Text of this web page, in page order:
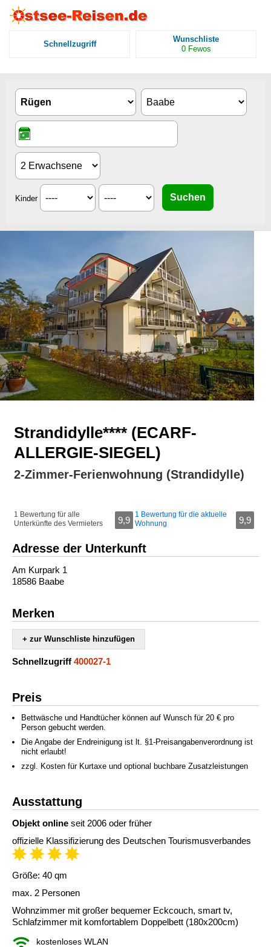
Schnellzugriff
Wunschliste
0 Fewos
Kinder
Strandidylle**** (ECARF-
ALLERGIE-SIEGEL)
2-Zimmer-Ferienwohnung (Strandidylle)
1 Bewertung für alle
Unterkünfte des Vermieters
9,9
1 Bewertung für die aktuelle
Wohnung
9,9
Adresse der Unterkunft
Am Kurpark 1
18586 Baabe
Merken
+ zur Wunschliste hinzufügen
Schnellzugriff 400027-1
Preis
Bettwäsche und Handtücher können auf Wunsch für 20 € pro
Person gebucht werden.
Die Angabe der Endreinigung ist lt. §1-Preisangabenverordnung ist
nicht erlaubt!
zzgl. Kosten für Kurtaxe und optional buchbare Zusatzleistungen
Ausstattung
Objekt online seit 2006 oder früher
offizielle Klassifizierung des Deutschen Tourismusverbandes
Größe: 40 qm
max. 2 Personen
Wohnzimmer mit großer bequemer Eckcouch, smart tv,
Schlafzimmer mit komfortablem Doppelbett (180x200cm)
kostenloses WLAN